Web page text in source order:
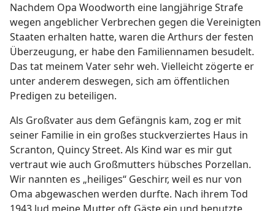
Nachdem Opa Woodworth eine langjährige Strafe
wegen angeblicher Verbrechen gegen die Vereinigten
Staaten erhalten hatte, waren die Arthurs der festen
Überzeugung, er habe den Familiennamen besudelt.
Das tat meinem Vater sehr weh. Vielleicht zögerte er
unter anderem deswegen, sich am öffentlichen
Predigen zu beteiligen.
Als Großvater aus dem Gefängnis kam, zog er mit
seiner Familie in ein großes stuckverziertes Haus in
Scranton, Quincy Street. Als Kind war es mir gut
vertraut wie auch Großmutters hübsches Porzellan.
Wir nannten es „heiliges“ Geschirr, weil es nur von
Oma abgewaschen werden durfte. Nach ihrem Tod